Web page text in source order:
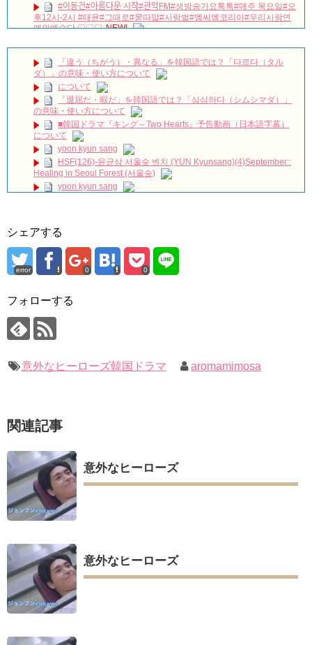
#이동건#아름다운 시작#관악FM#생방송가요톡톡#매주 목요일#오
후12시-2시 #태윤#그때로#묻따말#사랑벌#엠씨엠코리아#우리사랑연
예인예술단 ♡♡♡ NEW!
#韓国ドラマ100日の郎君様 ★★★★⭐︎ NEW!
疲れてるソンフン刺さる…シャツ腕まくりするのもやばい
#enhypen #engene #엔하이픈 #おすすめ #fyp #kpop #sunghoon #ソ
ンフン #성훈 NEW!
キム・ガンウ「『婿殿オ・ジャクドゥ』でのプチトマトキスシ
ーン、くすぐったいと思ったが…」 Big News TV NEW!
新ドラマ「ラブリー・ホラーブリー」放送前に炎上…プロデュ
ーサーの“セウォル号”発言を謝罪 Big News TV
CRAZY LOVE ❤️🤭😜 #crazylove #krystaljung #kimjaewook
#kdrama #shorts #edit NEW!
김민석, 위기 순간 지성 도움으로 ‘도주 성공’ 《Innocent
bobblessyou2 EP.18
ソン・ヘギョ – ソンヘギョ キスまとめ
ハン・ヘジン 한혜진 – Still We (여전히 우리는)
한가인 –
レンタル開始！
Jin-Crash Landing On You/ヒョンビン❤️ソンイェジン / エンジョイ❕
キム・レウォンの影絵遊び！？「黒騎士～永遠の約束～」メイ
Powered by livedoor 相互RSS
「違う（ちがう）・異なる」を韓国語では？「다르다（タル
ダ）」の意味・使い方について
について
「退屈だ・暇だ」を韓国語では？「심심하다（シムシマダ）」
の意味・使い方について
■韓国ドラマ『キング～Two Hearts』予告動画（日本語字幕）
について
yoon kyun sang
HSF(126)-윤균상 서울숲 벤치 (YUN Kyunsang)(4)September::
Healing in Seoul Forest (서울숲)
yoon kyun sang
九尾狐外伝 メイキング03 ハン・イェスル
チョ・ヒョンジェ 조현재 九尾狐外伝 制作発表会
キム・テヒの弟イ・ワン♥イ・ボミ、今日（28日）結婚……
「まず熱く掃除せよ」女優キム・ユジョン、「健康がとても回
【裏芸能】キムユジョンの熱愛彼氏はあの大物俳優
いでしょ？” Big News TV
幻の王女チャミョンゴ エンディング
か」出演で話題 Big News TV
Powered by livedoor 相互RSS
シェアする
error 0 0
フォローする
意外なヒーローズ韓国ドラマ aromamimosa
関連記事
意外なヒーローズ
意外なヒーローズ